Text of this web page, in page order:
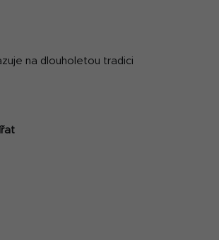
na dlouholetou tradici